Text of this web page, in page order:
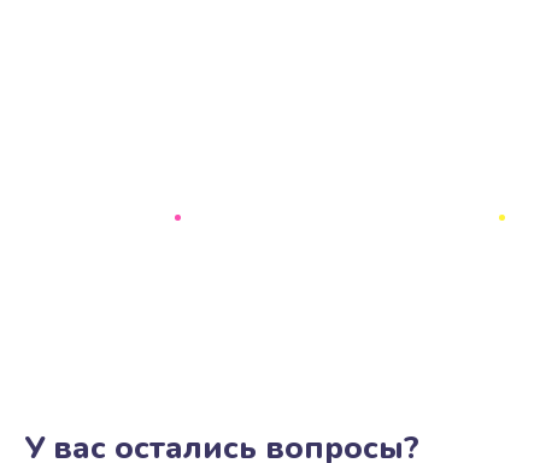
У вас остались вопросы?